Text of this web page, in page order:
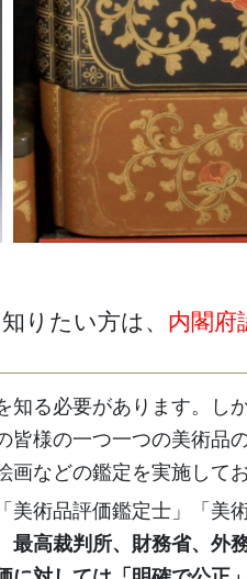
りたい方は、 内閣府
る必要があります。し
様の一つ一つの美術品
などの鑑定を実施してお
術品評価鑑定士」「美
最高裁判所、財務省、外